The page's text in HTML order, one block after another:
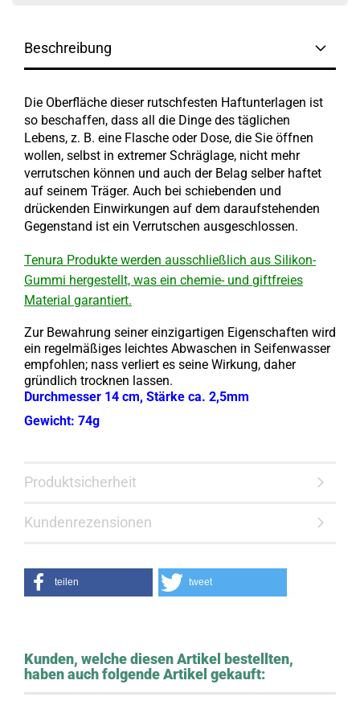
Beschreibung
Die Oberfläche dieser rutschfesten Haftunterlagen ist
so beschaffen, dass all die Dinge des täglichen
Lebens, z. B. eine Flasche oder Dose, die Sie öffnen
wollen, selbst in extremer Schräglage, nicht mehr
verrutschen können und auch der Belag selber haftet
auf seinem Träger. Auch bei schiebenden und
drückenden Einwirkungen auf dem daraufstehenden
Gegenstand ist ein Verrutschen ausgeschlossen.
Tenura Produkte werden ausschließlich aus Silikon-
Gummi hergestellt, was ein chemie- und giftfreies
Material garantiert.
Zur Bewahrung seiner einzigartigen Eigenschaften wird
ein regelmäßiges leichtes Abwaschen in Seifenwasser
empfohlen; nass verliert es seine Wirkung, daher
gründlich trocknen lassen.
Durchmesser 14 cm, Stärke ca. 2,5mm
Gewicht: 74g
Produktsicherheit
Kundenrezensionen
teilen tweet
Kunden, welche diesen Artikel bestellten,
haben auch folgende Artikel gekauft: